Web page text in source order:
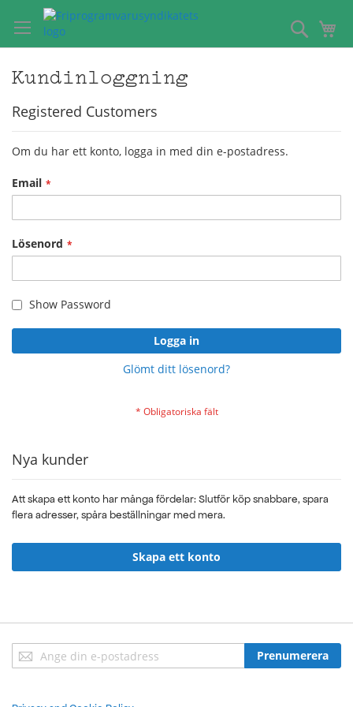
Hoppa
till
innehållet
Sök
Kundinloggning
Registered Customers
Om du har ett konto, logga in med din e-postadress.
Email
Lösenord
Show Password
Logga in
Glömt ditt lösenord?
Nya kunder
Att skapa ett konto har många fördelar: Slutför köp snabbare, spara
flera adresser, spåra beställningar med mera.
Skapa ett konto
Sign
Up
Prenumerera